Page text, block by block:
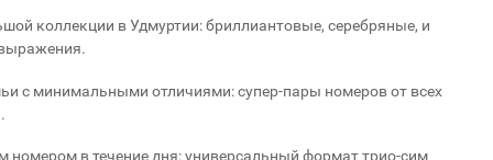
как купить новый смартфон без переплат.
коллекции в Удмуртии: бриллиантовые, серебряные, и
с минимальными отличиями: супер-пары номеров от всех
номером в течение дня: универсальный формат трио-сим